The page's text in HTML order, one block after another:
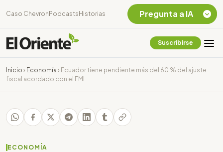
Caso Chevron Podcasts Historias
Suscribirse
Inicio › Economía › Ecuador tiene pendiente más del 60 % del ajuste
fiscal acordado con el FMI
ECONOMÍA
Pregunta a IA
Chevron Ecuador